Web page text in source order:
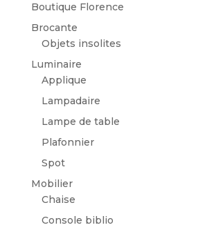
Boutique Florence
Brocante
Objets insolites
Luminaire
Applique
Lampadaire
Lampe de table
Plafonnier
Spot
Mobilier
Chaise
Console biblio